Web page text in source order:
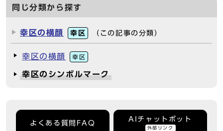
同じ分類から探す
幸区の横顔 幸区 （この記事の分類）
幸区の横顔 幸区
幸区のシンボルマーク
よくある質問FAQ
AIチャットボット
外部リンク